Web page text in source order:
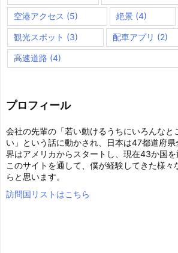
空港アクセス (5) 絶景(4)
観光スポット (3) 配車アプリ (2)
高速道路 (4)
プロフィール
会社の先輩の「若い動けるうちにいろんなと
い」という話に動かされ、日本は47都道府
界はアメリカからスタートし、現在43か国を
このサイトを通して、僕が経験してきた様々
らと思います。
訪問国リストはこちら